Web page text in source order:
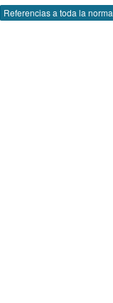
Referencias a toda la norma